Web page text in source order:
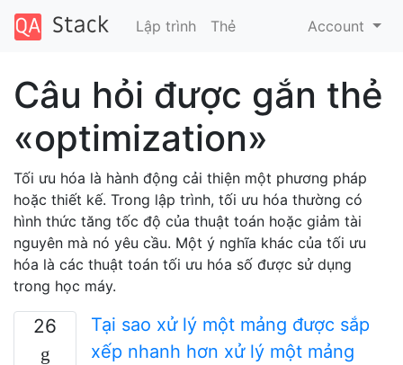
Lập trình Thẻ Account
Câu hỏi được gắn thẻ
«optimization»
Tối ưu hóa là hành động cải thiện một phương pháp
hoặc thiết kế. Trong lập trình, tối ưu hóa thường có
hình thức tăng tốc độ của thuật toán hoặc giảm tài
nguyên mà nó yêu cầu. Một ý nghĩa khác của tối ưu
hóa là các thuật toán tối ưu hóa số được sử dụng
trong học máy.
26
Tại sao xử lý một mảng được sắp
xếp nhanh hơn xử lý một mảng